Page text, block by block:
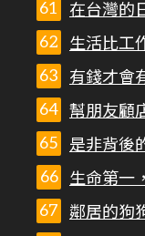
在台灣的
生活比工
有錢才會
幫朋友顧
是非背後
生命第一
鄰居的狗